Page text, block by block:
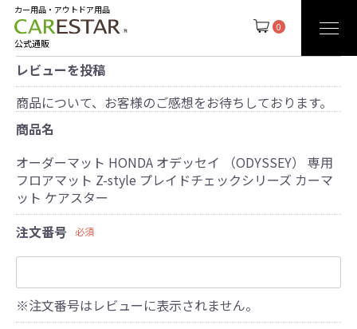
0
カー用品・アウトドア用品
公式通販
レビューを投稿
商品について、お客様のご感想をお待ちしております。
商品名
オーダーマット HONDA オデッセイ （ODYSSEY） 専用
フロアマット Z-style プレイドチェックシリーズ カーマ
ット ケアスター
注文番号
必須
※注文番号はレビューに表示されません。